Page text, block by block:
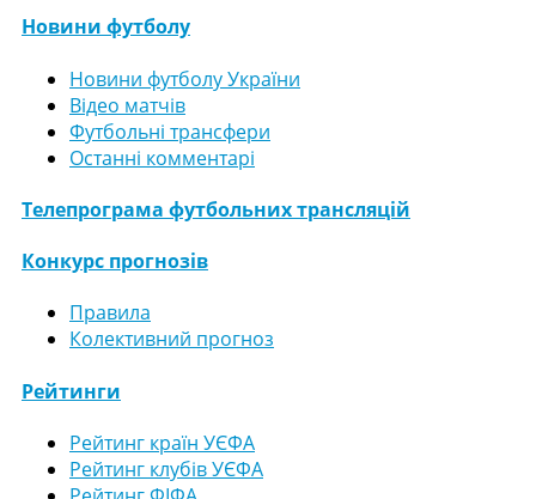
Новини футболу
Новини футболу України
Відео матчів
Футбольні трансфери
Останні комментарі
Телепрограма футбольних трансляцій
Конкурс прогнозів
Правила
Колективний прогноз
Рейтинги
Рейтинг країн УЄФА
Рейтинг клубів УЄФА